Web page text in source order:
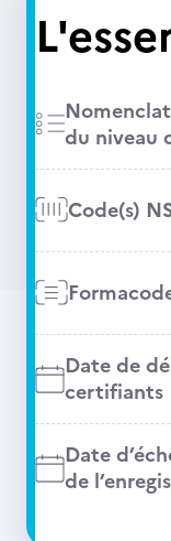
du niveau
Code(s)
Date de
certifiants
Date
de